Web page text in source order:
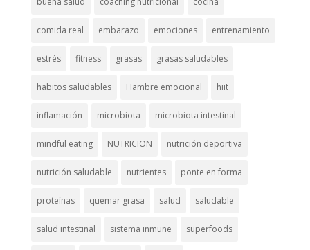
comida real embarazo emociones entrenamiento
estrés fitness grasas grasas saludables
habitos saludables Hambre emocional hiit
inflamación microbiota microbiota intestinal
mindful eating NUTRICION nutrición deportiva
nutrición saludable nutrientes ponte en forma
proteínas quemar grasa salud saludable
salud intestinal sistema inmune superfoods